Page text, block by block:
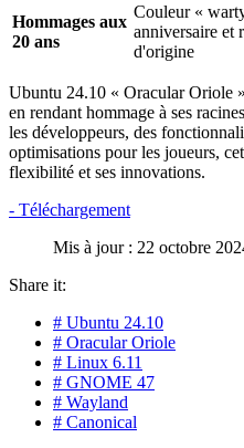
Hommages aux
20 ans
Couleur «
anniversaire et
d'origine
Ubuntu 24.10 « Oracular Oriole
en rendant hommage à ses
les développeurs, des
optimisations pour les joueurs,
flexibilité et ses innovations.
- Téléchargement
Mis à jour : 22 octobre
Share it:
# Ubuntu 24.10
# Oracular Oriole
# Linux 6.11
# GNOME 47
# Wayland
# Canonical